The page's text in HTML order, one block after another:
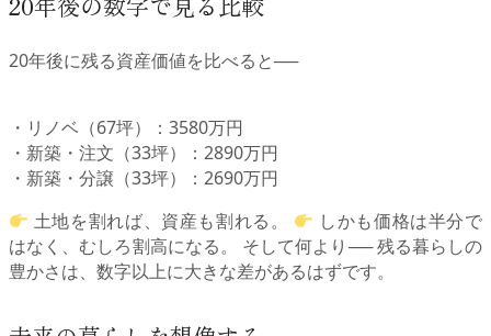
20年後に残る資産価値を比べると──
・リノベ（67坪）：3580万円
・新築・注文（33坪）：2890万円
・新築・分譲（33坪）：2690万円
土地を割れば、資産も割れる。
しかも価格は半分で
はなく、むしろ割高になる。 そして何より── 残る暮らしの
豊かさは、数字以上に大きな差があるはずです。